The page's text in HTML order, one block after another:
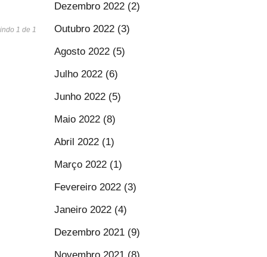
1 de 1
Dezembro 2022 (2)
Outubro 2022 (3)
Agosto 2022 (5)
Julho 2022 (6)
Junho 2022 (5)
Maio 2022 (8)
Abril 2022 (1)
Março 2022 (1)
Fevereiro 2022 (3)
Janeiro 2022 (4)
Dezembro 2021 (9)